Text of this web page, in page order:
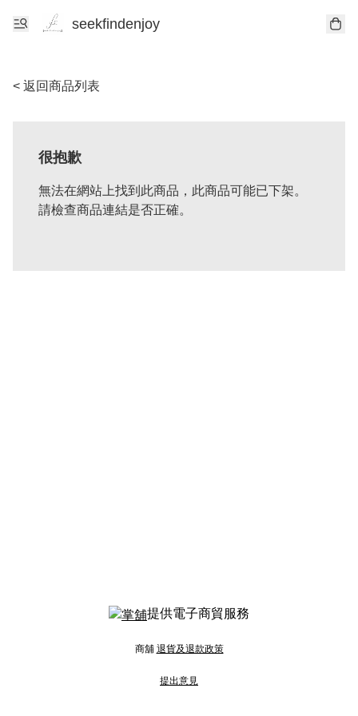
seekfindenjoy
< 返回商品列表
很抱歉
無法在網站上找到此商品，此商品可能已下架。
請檢查商品連結是否正確。
提供電子商貿服務
商舖 退貨及退款政策
提出意見